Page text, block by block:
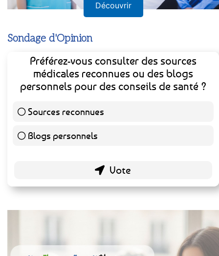
Découvrir
Sondage d'Opinion
Préférez-vous consulter des sources
médicales reconnues ou des blogs
personnels pour des conseils de santé ?
Sources reconnues
Blogs personnels